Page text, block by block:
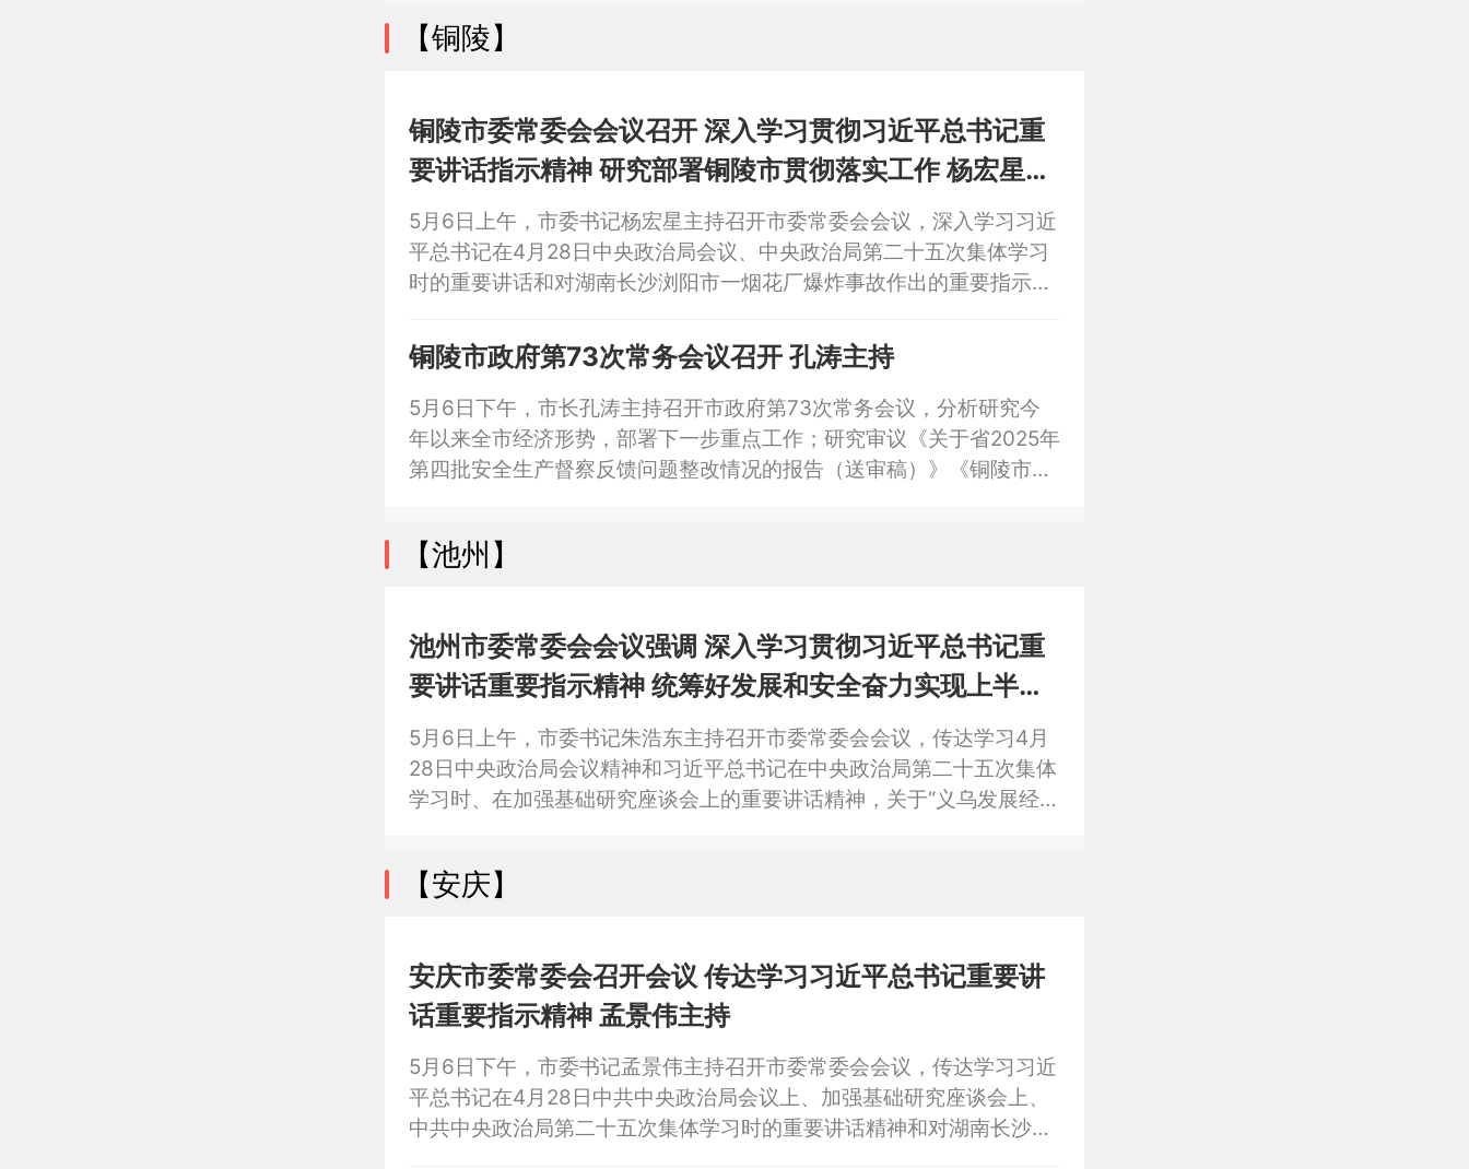
【铜陵】
铜陵市委常委会会议召开 深入学习贯彻习近平总书记重
要讲话指示精神 研究部署铜陵市贯彻落实工作 杨宏星主
持
5月6日上午，市委书记杨宏星主持召开市委常委会会议，深入学习习近
平总书记在4月28日中央政治局会议、中央政治局第二十五次集体学习
时的重要讲话和对湖南长沙浏阳市一烟花厂爆炸事故作出的重要指示精
铜陵市政府第73次常务会议召开 孔涛主持
5月6日下午，市长孔涛主持召开市政府第73次常务会议，分析研究今
年以来全市经济形势，部署下一步重点工作；研究审议《关于省2025年
第四批安全生产督察反馈问题整改情况的报告（送审稿）》《铜陵市
【池州】
池州市委常委会会议强调 深入学习贯彻习近平总书记重
要讲话重要指示精神 统筹好发展和安全奋力实现上半年
时间任务“双过半”
5月6日上午，市委书记朱浩东主持召开市委常委会会议，传达学习4月
28日中央政治局会议精神和习近平总书记在中央政治局第二十五次集体
学习时、在加强基础研究座谈会上的重要讲话精神，关于“义乌发展经
有关批示、中央纪委国家监委群众身边不正之风和腐败问题集中整治工
实清单》。
【安庆】
安庆市委常委会召开会议 传达学习习近平总书记重要讲
话重要指示精神 孟景伟主持
5月6日下午，市委书记孟景伟主持召开市委常委会会议，传达学习习近
平总书记在4月28日中共中央政治局会议上、加强基础研究座谈会上、
中共中央政治局第二十五次集体学习时的重要讲话精神和对湖南长沙浏